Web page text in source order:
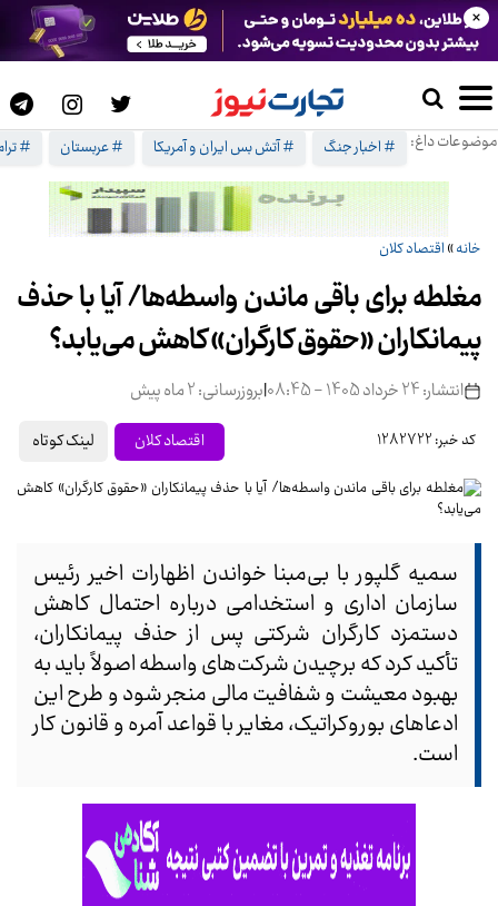
موضوعات داغ: # اخبار جنگ # آتش بس ایران و آمریکا # عربستان #
×
خانه» اقتصاد کلان
مغلطه برای باقی ماندن واسطه‌ها/ آیا با حذف
پیمانکاران «حقوق کارگران» کاهش می‌یابد؟
انتشار: 24 خرداد 1405 - 08:45 |بروزرسانی: 2 ماه پیش
کد خبر: 1282722 اقتصاد کلان لینک کوتاه
سمیه گلپور با بی‌مبنا خواندن اظهارات اخیر رئیس
سازمان اداری و استخدامی درباره احتمال کاهش
دستمزد کارگران شرکتی پس از حذف پیمانکاران،
تأکید کرد که برچیدن شرکت‌های واسطه اصولاً باید به
بهبود معیشت و شفافیت مالی منجر شود و طرح این
ادعاهای بوروکراتیک، مغایر با قواعد آمره و قانون کار
است.